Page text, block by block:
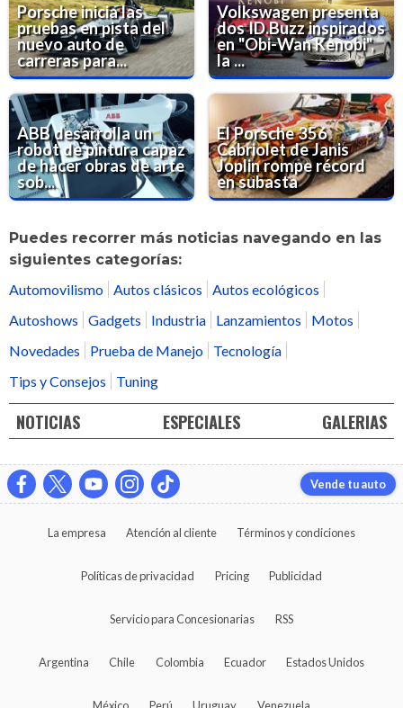
Porsche inicia las
pruebas en pista del
nuevo auto de
carreras para...
Volkswagen presenta
dos ID.Buzz inspirados
en "Obi-Wan Kenobi",
la ...
ABB desarrolla un
robot de pintura capaz
de hacer obras de arte
sob...
El Porsche 356
Cabriolet de Janis
Joplin rompe récord
en subasta
Puedes recorrer más noticias navegando en las
siguientes categorías:
Automovilismo Autos clásicos
Autos ecológicos
Autoshows
Gadgets Industria Lanzamientos
Motos
Novedades
Prueba de Manejo
Tecnología
Tips y Consejos
Tuning
NOTICIAS ESPECIALES GALERIAS
Vende tu auto
La empresa Atención al cliente Términos y condiciones
Políticas de privacidad Pricing Publicidad
Servicio para Concesionarias RSS
Argentina Chile Colombia Ecuador Estados Unidos